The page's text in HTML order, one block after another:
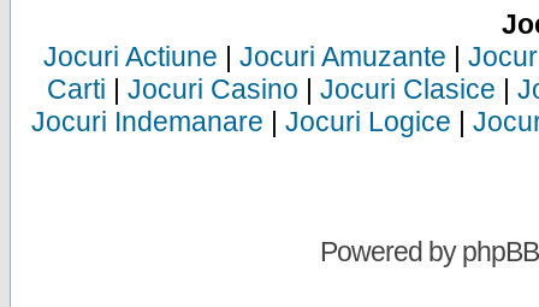
Jocuri Actiune | Jocuri Amuzante |
Carti | Jocuri Casino | Jocuri Clasice |
Jocuri Indemanare | Jocuri Logice |
Powered byphpBB